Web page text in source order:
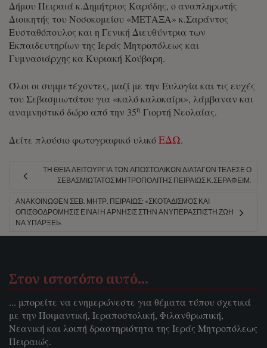
Δήμου Πειραιά κ.Δημήτριος Καρύδης, ο αναπληρωτής
Διοικητής του Νοσοκομείου «ΜΕΤΑΞΑ» κ.Σαράντος
Ευσταθόπουλος και η Γενική Διευθύντρια των
Εκπαιδευτηρίων της Ιεράς Μητροπόλεως και
Γυμνασιάρχης κα Κυριακή Κούβαρη.
Όλοι οι συμμετέχοντες, μαζί με την Ευλογία και τις ευχές
του Σεβασμιωτάτου για «καλό καλοκαίρι», λάμβαναν και
αναμνηστικό δώρο από την 35η Γιορτή Νεολαίας.
Δείτε πλούσιο φωτογραφικό υλικόΕΔΩ.
ΤΗ ΘΕΊΑ ΛΕΙΤΟΥΡΓΊΑ ΤΩΝ ΑΠΟΣΤΟΛΙΚΏΝ ΔΙΑΤΑΓΏΝ ΤΈΛΕΣΕ Ο
ΣΕΒΑΣΜΙΏΤΑΤΟΣ ΜΗΤΡΟΠΟΛΊΤΗΣ ΠΕΙΡΑΙΏΣ Κ.ΣΕΡΑΦΕΊΜ.
ΑΝΑΚΟΙΝΩΘΈΝ ΣΕΒ. ΜΗΤΡ. ΠΕΙΡΑΙΏΣ: «ΣΚΟΤΑΔΙΣΜΌΣ ΚΑΙ
ΟΠΙΣΘΟΔΡΌΜΗΣΙΣ ΕΊΝΑΙ Η ΆΡΝΗΣΙΣ ΣΤΗΝ ΑΝΥΠΕΡΆΣΠΙΣΤΗ ΖΩΉ
ΝΑ ΥΠΆΡΞΕΙ».
Στον ιστοτόπο αυτό…
... μπορείτε να ενημερώνεστε για θέματα τύπου σχετικά
με την Ποιμαντική, Ιεραποστολική, Φιλανθρωπική,
Νεανική και λοιπή δραστηριότητα της Ιεράς Μητροπόλεως
Πειραιώς.